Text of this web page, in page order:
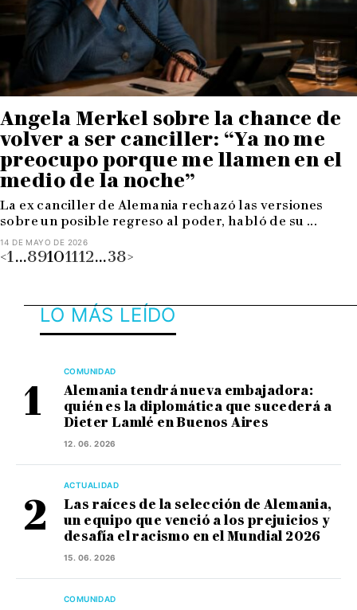
Angela Merkel sobre la chance de
volver a ser canciller: “Ya no me
preocupo porque me llamen en el
medio de la noche”
La ex canciller de Alemania rechazó las versiones
sobre un posible regreso al poder, habló de su ...
14 DE MAYO DE 2026
<1…89101112…38>
LO MÁS LEÍDO
COMUNIDAD
Alemania tendrá nueva embajadora:
quién es la diplomática que sucederá a
Dieter Lamlé en Buenos Aires
12. 06. 2026
ACTUALIDAD
Las raíces de la selección de Alemania,
un equipo que venció a los prejuicios y
desafía el racismo en el Mundial 2026
15. 06. 2026
COMUNIDAD